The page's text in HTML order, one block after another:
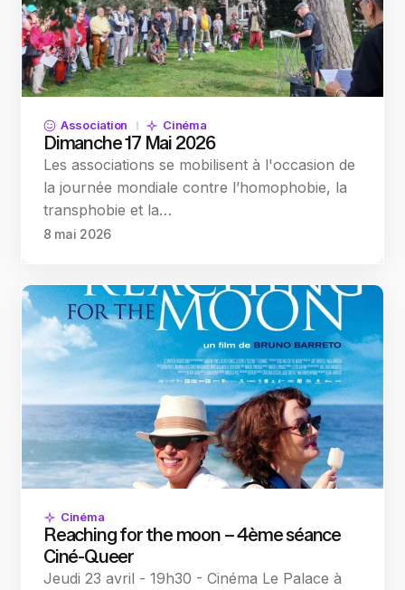
Association Cinéma
Dimanche 17 Mai 2026
Les associations se mobilisent à l'occasion de
la journée mondiale contre l’homophobie, la
transphobie et la…
8 mai 2026
Cinéma
Reaching for the moon – 4ème séance
Ciné-Queer
Jeudi 23 avril - 19h30 - Cinéma Le Palace à